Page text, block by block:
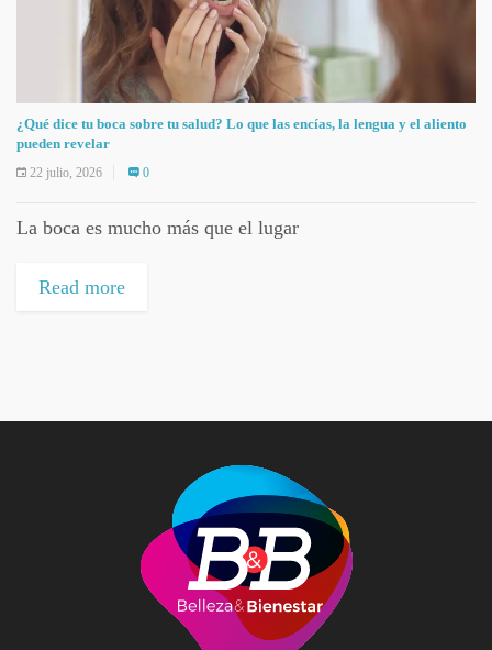
¿Qué dice tu boca sobre tu salud? Lo que las encías, la lengua y el aliento
pueden revelar
22 julio, 2026 0
La boca es mucho más que el lugar
Read more